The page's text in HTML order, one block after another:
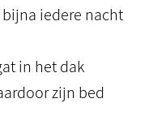
iedere nacht
in het dak
zijn bed